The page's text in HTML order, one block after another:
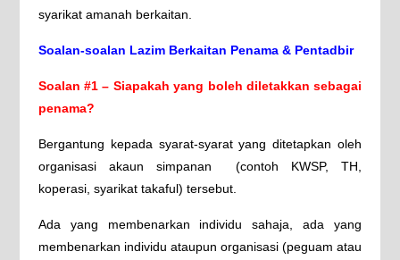
syarikat amanah berkaitan.
Soalan-soalan Lazim Berkaitan Penama & Pentadbir
Soalan #1 – Siapakah yang boleh diletakkan sebagai
penama?
Bergantung kepada syarat-syarat yang ditetapkan oleh
organisasi akaun simpanan (contoh KWSP, TH,
koperasi, syarikat takaful) tersebut.
Ada yang membenarkan individu sahaja, ada yang
membenarkan individu ataupun organisasi (peguam atau